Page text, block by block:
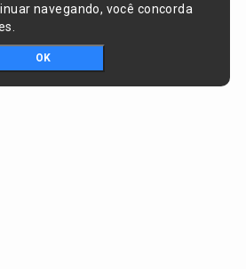
navegando, você concorda
OK